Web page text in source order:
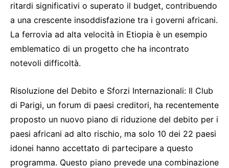
ritardi significativi o superato il budget, contribuendo
a una crescente insoddisfazione tra i governi africani.
La ferrovia ad alta velocità in Etiopia è un esempio
emblematico di un progetto che ha incontrato
notevoli difficoltà.
Risoluzione del Debito e Sforzi Internazionali: Il Club
di Parigi, un forum di paesi creditori, ha recentemente
proposto un nuovo piano di riduzione del debito per i
paesi africani ad alto rischio, ma solo 10 dei 22 paesi
idonei hanno accettato di partecipare a questo
programma. Questo piano prevede una combinazione